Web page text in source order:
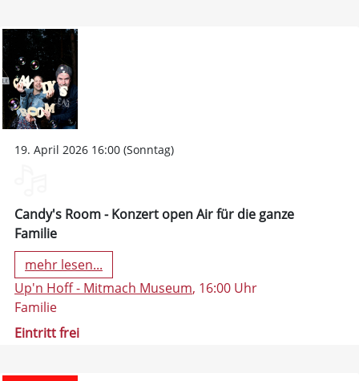
19. April 2026 16:00 (Sonntag)
Candy's Room - Konzert open Air für die ganze
Familie
mehr lesen...
Up'n Hoff - Mitmach Museum, 16:00 Uhr
Familie
Eintritt frei